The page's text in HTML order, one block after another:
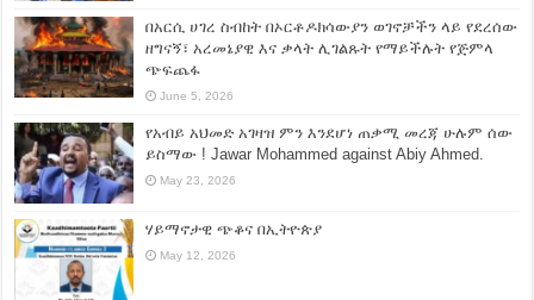
በአርሲ ሀገረ ስብከት በኦርቶዶክሳውያን ወገኖቻችን ላይ የደረሰው
ዘግናኝ፣ አረመኔያዊ እና ቃላት ሊገልጹት የማይችሉት የጅምላ
ጭፍጨፋ
June 5, 2026
የአብይ አህመድ አገዛዝ ምን እንደሆነ ጠቃሚ መረጃ ሁሉም ሰው
ይስማው ! Jawar Mohammed against Abiy Ahmed.
May 23, 2026
ሃይማኖታዊ ጭቆና በኢትዮጵያ
May 12, 2026